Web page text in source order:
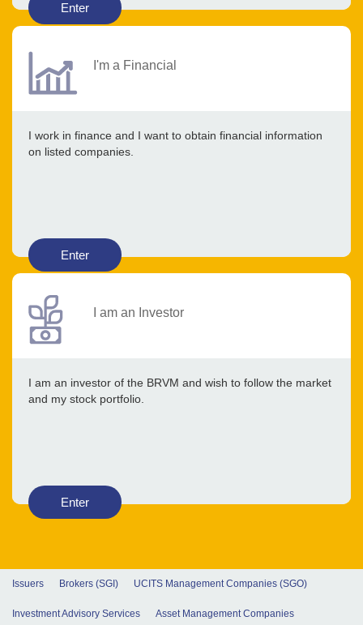
Enter
I'm a Financial
I work in finance and I want to obtain financial information
on listed companies.
Enter
I am an Investor
I am an investor of the BRVM and wish to follow the market
and my stock portfolio.
Enter
Issuers Brokers (SGI) UCITS Management Companies (SGO)
Investment Advisory Services Asset Management Companies